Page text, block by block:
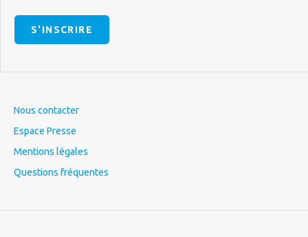
S'INSCRIRE
Nous contacter
Espace Presse
Mentions légales
Questions fréquentes